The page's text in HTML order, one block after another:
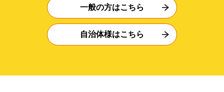
一般の方はこちら
自治体様はこちら